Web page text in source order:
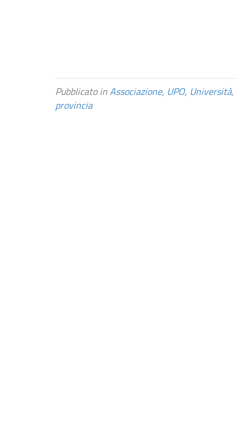
Pubblicato inAssociazione, UPO, Università,
provincia